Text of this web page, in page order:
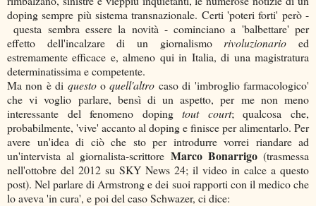
doping sempre più sistema transnazionale. Certi 'poteri forti' però -
questa sembra essere la novità - cominciano a 'balbettare' per
effetto dell'incalzare di un giornalismo rivoluzionario ed
estremamente efficace e, almeno qui in Italia, di una magistratura
determinatissima e competente.
Ma non è di questooquell'altro caso di 'imbroglio farmacologico'
che vi voglio parlare, bensì di un aspetto, per me non meno
interessante del fenomeno dopingtout court; qualcosa che,
probabilmente, 'vive' accanto al doping e finisce per alimentarlo. Per
avere un'idea di ciò che sto per introdurre vorrei riandare ad
un'intervista al giornalista-scrittore Marco Bonarrigo(trasmessa
nell'ottobre del 2012 su SKY News 24; il video in calce a questo
post). Nel parlare di Armstrong e dei suoi rapporti con il medico che
lo aveva 'in cura', e poi del caso Schwazer, ci dice: